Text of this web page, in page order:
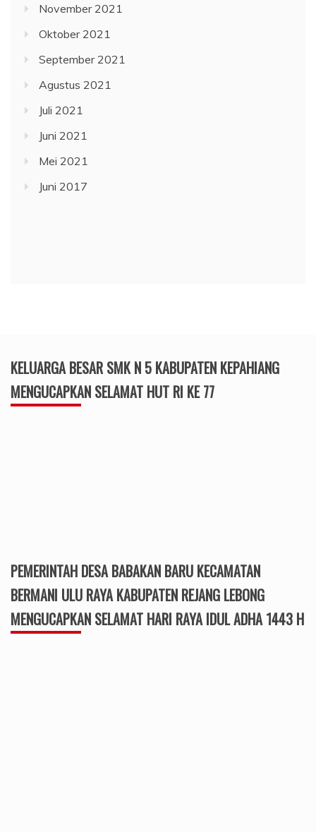
November 2021
Oktober 2021
September 2021
Agustus 2021
Juli 2021
Juni 2021
Mei 2021
Juni 2017
KELUARGA BESAR SMK N 5 KABUPATEN KEPAHIANG
MENGUCAPKAN SELAMAT HUT RI KE 77
PEMERINTAH DESA BABAKAN BARU KECAMATAN
BERMANI ULU RAYA KABUPATEN REJANG LEBONG
MENGUCAPKAN SELAMAT HARI RAYA IDUL ADHA 1443 H